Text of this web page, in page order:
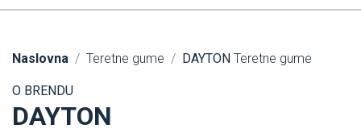
Naslovna Teretne gume DAYTON Teretne gume
O BRENDU
DAYTON